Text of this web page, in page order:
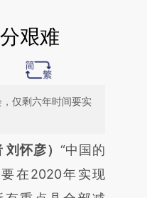
艰难
仅剩六年时间要实
：本文由第三方
文章
怀彦） “中国的
在2020年实现